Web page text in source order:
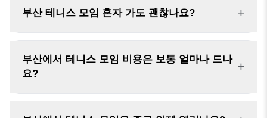
부산 테니스 모임 혼자 가도 괜찮나요? +
부산에서 테니스 모임 비용은 보통 얼마나 드나
요?
+